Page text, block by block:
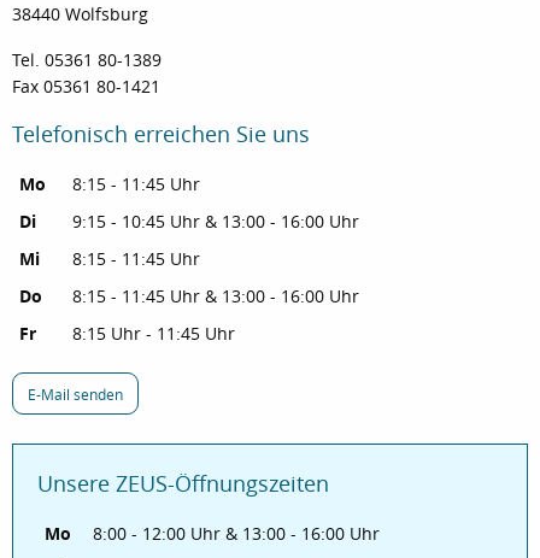
38440 Wolfsburg
Tel. 05361 80-1389
Fax 05361 80-1421
Telefonisch erreichen Sie uns
Mo
8:15 - 11:45 Uhr
Di
9:15 - 10:45 Uhr & 13:00 - 16:00 Uhr
Mi
8:15 - 11:45 Uhr
Do
8:15 - 11:45 Uhr & 13:00 - 16:00 Uhr
Fr
8:15 Uhr - 11:45 Uhr
E-Mail senden
Unsere ZEUS-Öffnungszeiten
Mo
8:00 - 12:00 Uhr & 13:00 - 16:00 Uhr